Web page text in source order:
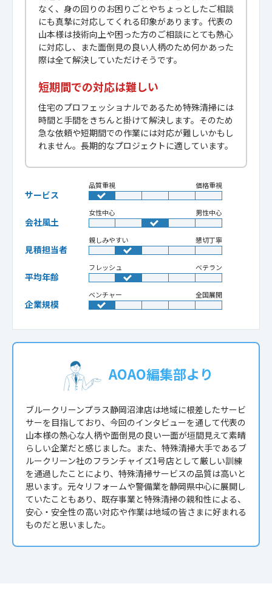
なく、身の回りのお困りごとやちょっとしたご相談
にも真摯に対応してくれる印象があります。代表の
山本様は技術向上や困った方のご相談にとても熱心
に対応し、また面倒見の良い人柄のため何かあった
際は全て解決していただけそうです。
短期間での対応は難しい
住宅のプロフェッショナルであるため特殊清掃には
時間と手間をきちんと掛けて解決します。そのため
急な依頼や短期間での作業には対応が難しいかもし
れません。長期的なプロジェクトに適しています。
サービス
品質重視 価格重視
会社風土
女性中心 男性中心
見積担当者
親しみやすい 懇切丁寧
平均年齢
フレッシュ ベテラン
企業規模
ベンチャー 全国展開
AOAO編集部より
ブルークリーンプラス静岡沼津店は地域に根差したサービ
サーを目指しており、今回のインタビューを通して代表の
山本様の熱心な人柄や面倒見の良い一面が垣間見えて素晴
らしい企業だと感じました。また、特殊清掃大手であるブ
ルークリーン社のフランチャイズ1号店として厳しい訓練
を通過したことにより、特殊清掃サービスの品質は高いと
思います。元々リフォームや警備業を静岡県中心に展開し
ていたこともあり、既存事業と特殊清掃の親和性による、
安心・安全性の高い対応や作業は地域の皆さまに好まれる
ものだと思いました。